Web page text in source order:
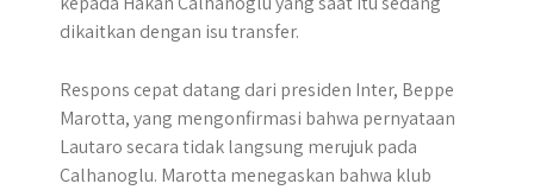
dikaitkan dengan isu transfer.
Respons cepat datang dari presiden Inter, Beppe
Marotta, yang mengonfirmasi bahwa pernyataan
Lautaro secara tidak langsung merujuk pada
Calhanoglu. Marotta menegaskan bahwa klub